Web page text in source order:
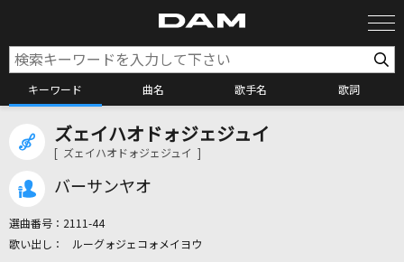
キーワード 曲名 歌手名 歌詞
カラオケ検索
ズェイハオドォジェジュイ
[ ズェイハオドォジェジュイ ]
バーサンヤオ
選曲番号： 2111-44
ルーグォジェコォメイヨウ